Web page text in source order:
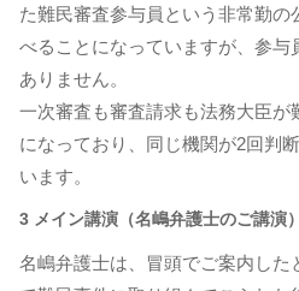
た難民審査参与員という非常勤の
べることになっていますが、参与
ありません。
一次審査も審査請求も法務大臣が
になっており、同じ機関が2回判
います。
3 メイン講演（名嶋弁護士のご講演）
名嶋弁護士は、冒頭でご案内した